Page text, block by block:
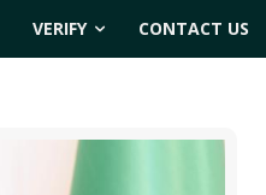
VERIFY CONTACT US